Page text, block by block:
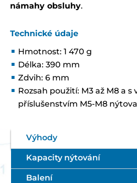
námahy obsluhy.
Technické údaje
Hmotnost: 1 470 g
Délka: 390 mm
Zdvih: 6 mm
Rozsah použití: M3 až M8 a s
příslušenstvím M5-M8
Výhody
Kapacity nýtování
Balení